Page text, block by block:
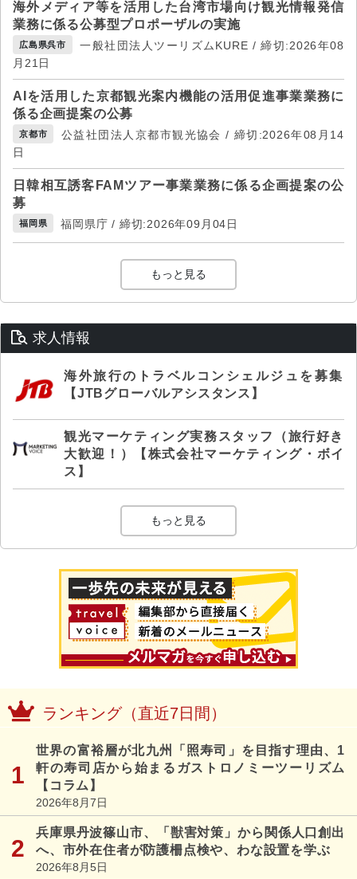
海外メディア等を活用した台湾市場向け観光情報発信
業務に係る公募型プロポーザルの実施
広島県呉市
一般社団法人ツーリズムKURE / 締切:2026年08
月21日
AIを活用した京都観光案内機能の活用促進事業業務に
係る企画提案の公募
京都市
公益社団法人京都市観光協会 / 締切:2026年08月14
日
日韓相互誘客FAMツアー事業業務に係る企画提案の公
募
福岡県 福岡県庁 / 締切:2026年09月04日
もっと見る
求人情報
海外旅行のトラベルコンシェルジュを募集
【JTBグローバルアシスタンス】
観光マーケティング実務スタッフ（旅行好き
大歓迎！）【株式会社マーケティング・ボイ
ス】
もっと見る
ランキング（直近7日間）
世界の富裕層が北九州「照寿司」を目指す理由、1
軒の寿司店から始まるガストロノミーツーリズム
【コラム】
2026年8月7日
兵庫県丹波篠山市、「獣害対策」から関係人口創出
へ、市外在住者が防護柵点検や、わな設置を学ぶ
2026年8月5日